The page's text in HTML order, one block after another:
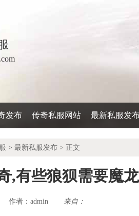
发布 传奇私服网站 最新私服发
> 最新私服发布 > 正文
,有些狼狈需要魔
作者： admin 来自：